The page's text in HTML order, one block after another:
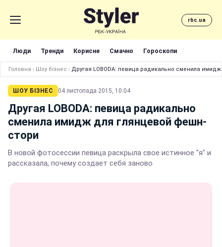
rbc.ua
Люди Тренди Корисне Смачно Гороскопи
Головна › Шоу бізнес › Другая LOBODA: певица радикально сменила
ШОУ БІЗНЕС 04 листопада 2015, 10:04
Другая LOBODA: певица радикально
сменила имидж для глянцевой фешн-
стори
В новой фотосессии певица раскрыла свое истинное "я" и
рассказала, почему создает себя заново